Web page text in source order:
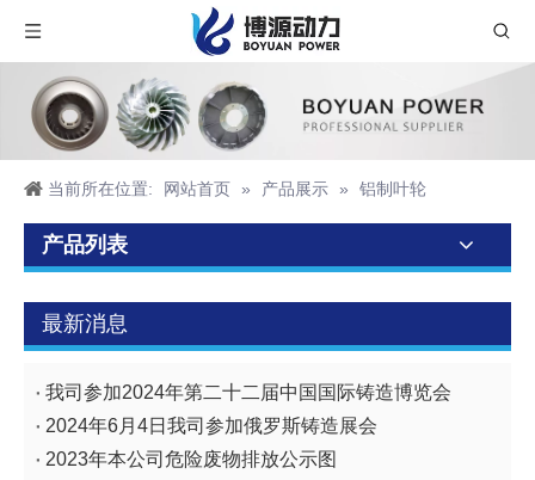
当前所在位置: 网站首页 » 产品展示 » 铝制叶轮
产品列表
最新消息
我司参加2024年第二十二届中国国际铸造博览会
2024年6月4日我司参加俄罗斯铸造展会
2023年本公司危险废物排放公示图